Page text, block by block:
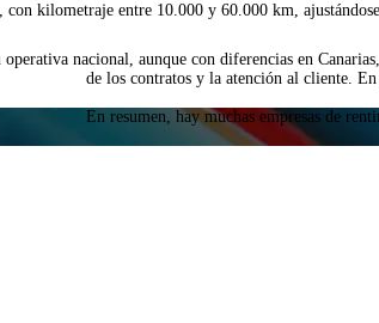
con kilometraje entre 10.000 y 60.000 km,
nacional, aunque con diferencias en
de los contratos y la atención al cliente.
En resumen, hay muchas empresas de